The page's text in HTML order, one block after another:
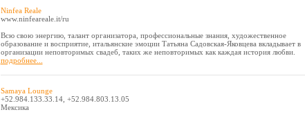
Ninfea Reale
www.ninfeareale.it/ru
Всю свою энергию, талант организатора, профессиональные знания, художественное
образование и восприятие, итальянские эмоции Татьяна Садовская-Яковцева вкладывает в
организации неповторимых свадеб, таких же неповторимых как каждая история любви.
подробнее...
Samaya Lounge
+52.984.133.33.14, +52.984.803.13.05
Мексика